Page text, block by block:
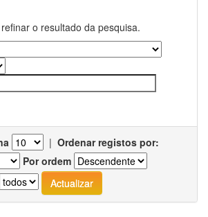
o resultado da pesquisa.
| Ordenar registos por:
Por ordem